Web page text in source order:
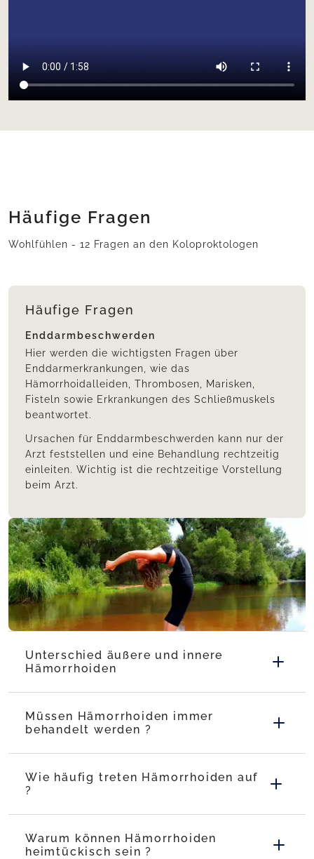
Häufige Fragen
Wohlfühlen - 12 Fragen an den Koloproktologen
Häufige Fragen
Enddarmbeschwerden
Hier werden die wichtigsten Fragen über
Enddarmerkrankungen, wie das
Hämorrhoidalleiden, Thrombosen, Marisken,
Fisteln sowie Erkrankungen des Schließmuskels
beantwortet.
Ursachen für Enddarmbeschwerden kann nur der
Arzt feststellen und eine Behandlung rechtzeitig
einleiten. Wichtig ist die rechtzeitige Vorstellung
beim Arzt.
Unterschied äußere und innere
Hämorrhoiden
Müssen Hämorrhoiden immer
behandelt werden ?
Wie häufig treten Hämorrhoiden auf
?
Warum können Hämorrhoiden
heimtückisch sein ?